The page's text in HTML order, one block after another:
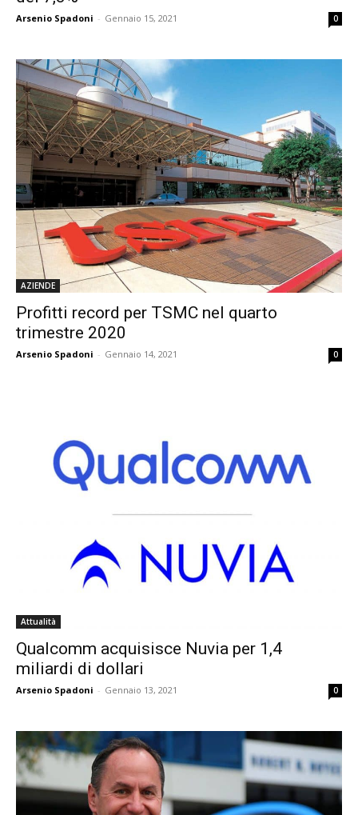
Arsenio Spadoni - Gennaio 15, 2021 0
AZIENDE
Profitti record per TSMC nel quarto
trimestre 2020
Arsenio Spadoni - Gennaio 14, 2021 0
Attualità
Qualcomm acquisisce Nuvia per 1,4
miliardi di dollari
Arsenio Spadoni - Gennaio 13, 2021 0